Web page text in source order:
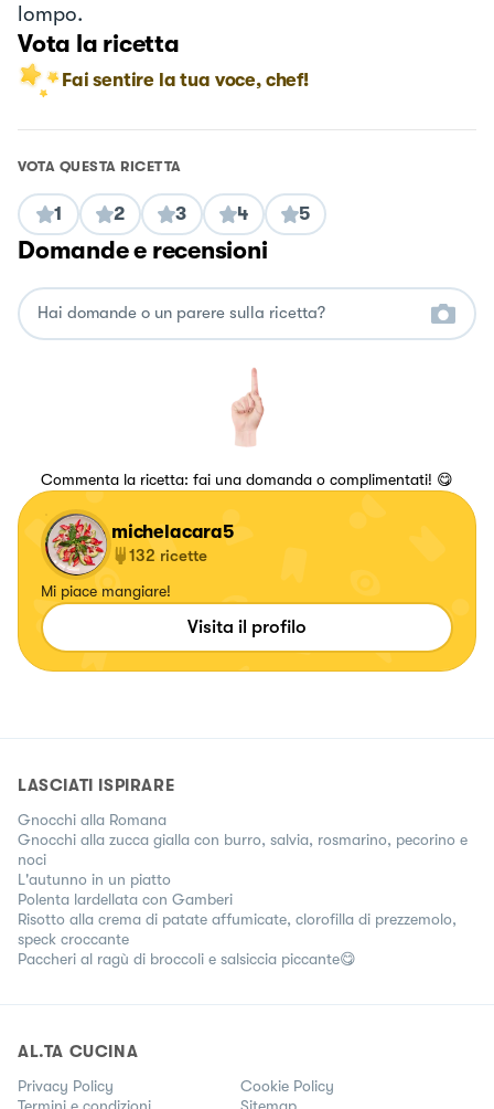
lompo.
Vota la ricetta
Fai sentire la tua voce, chef!
VOTA QUESTA RICETTA
1 2 3 4 5
Domande e recensioni
Commenta la ricetta: fai una domanda o complimentati! 😋
michelacara5
132 ricette
Mi piace mangiare!
Visita il profilo
LASCIATI ISPIRARE
Gnocchi alla Romana
Gnocchi alla zucca gialla con burro, salvia, rosmarino, pecorino e
noci
L'autunno in un piatto
Polenta lardellata con Gamberi
Risotto alla crema di patate affumicate, clorofilla di prezzemolo,
speck croccante
Paccheri al ragù di broccoli e salsiccia piccante😋
AL.TA CUCINA
Privacy Policy
Cookie Policy
Termini e condizioni
Sitemap